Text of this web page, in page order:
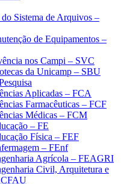
Sistema de Arquivos –
de Equipamentos –
nos Campi – SVC
da Unicamp – SBU
Aplicadas – FCA
Farmacêuticas – FCF
Médicas – FCM
– FE
Física – FEF
– FEnf
Agrícola – FEAGRI
Civil, Arquitetura e